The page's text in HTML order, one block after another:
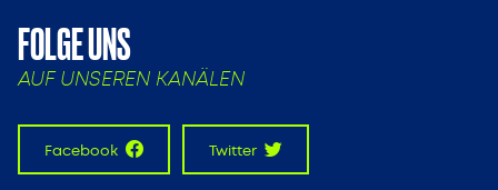
FOLGE UNS
AUF UNSEREN KANÄLEN
Facebook Twitter